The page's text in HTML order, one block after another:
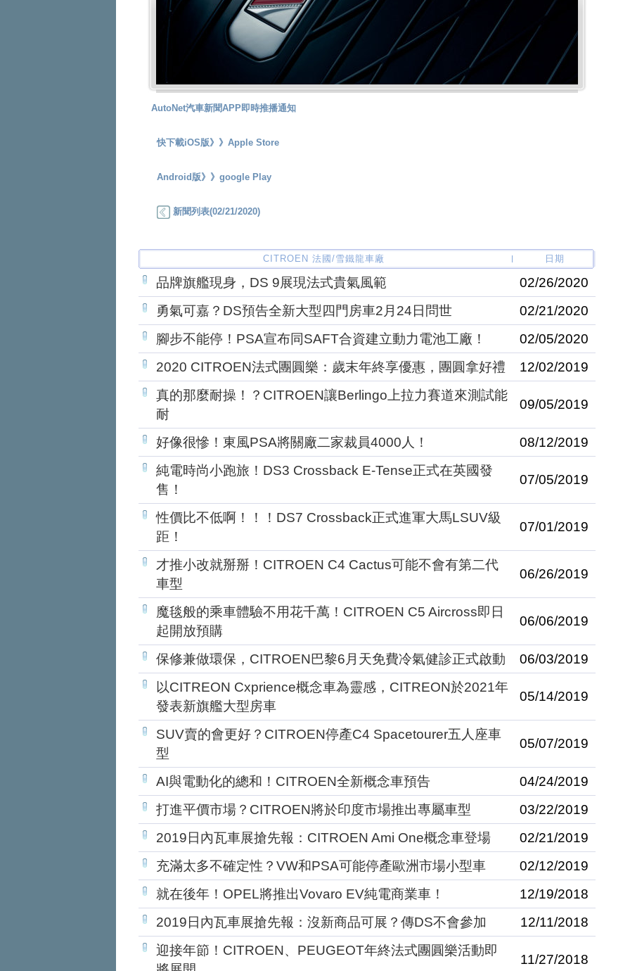
AutoNet汽車新聞APP即時推播通知
快下載iOS版》》 Apple Store
Android版》》 google Play
新聞列表(02/21/2020)
CITROEN 法國/雪鐵龍車廠 日期
品牌旗艦現身，DS 9展現法式貴氣風範
02/26/2020
勇氣可嘉？DS預告全新大型四門房車2月24日問世
02/21/2020
腳步不能停！PSA宣布同SAFT合資建立動力電池工廠！
02/05/2020
2020 CITROEN法式團圓樂：歲末年終享優惠，團圓拿好禮
12/02/2019
真的那麼耐操！？CITROEN讓Berlingo上拉力賽道來測試能
耐
09/05/2019
好像很慘！東風PSA將關廠二家裁員4000人！
08/12/2019
純電時尚小跑旅！DS3 Crossback E-Tense正式在英國發
售！
07/05/2019
性價比不低啊！！！DS7 Crossback正式進軍大馬LSUV級
距！
07/01/2019
才推小改就掰掰！CITROEN C4 Cactus可能不會有第二代
車型
06/26/2019
魔毯般的乘車體驗不用花千萬！CITROEN C5 Aircross即日
起開放預購
06/06/2019
保修兼做環保，CITROEN巴黎6月天免費冷氣健診正式啟動
06/03/2019
以CITREON Cxprience概念車為靈感，CITREON於2021年
發表新旗艦大型房車
05/14/2019
SUV賣的會更好？CITROEN停產C4 Spacetourer五人座車
型
05/07/2019
AI與電動化的總和！CITROEN全新概念車預告
04/24/2019
打進平價市場？CITROEN將於印度市場推出專屬車型
03/22/2019
2019日內瓦車展搶先報：CITROEN Ami One概念車登場
02/21/2019
充滿太多不確定性？VW和PSA可能停產歐洲市場小型車
02/12/2019
就在後年！OPEL將推出Vovaro EV純電商業車！
12/19/2018
2019日內瓦車展搶先報：沒新商品可展？傳DS不會參加
12/11/2018
迎接年節！CITROEN、PEUGEOT年終法式團圓樂活動即
11/27/2018